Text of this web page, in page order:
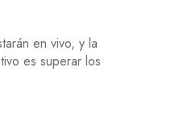
en vivo, y la
es superar los